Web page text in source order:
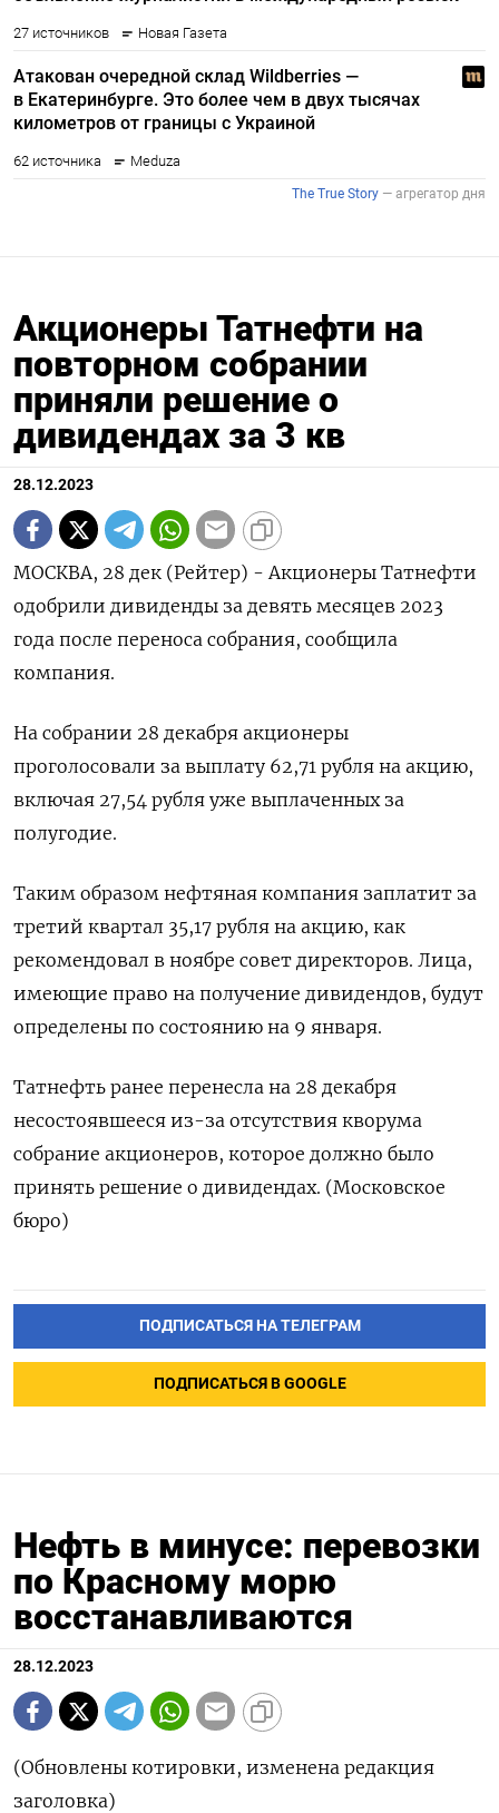
Акционеры Татнефти на
повторном собрании
приняли решение о
дивидендах за 3 кв
28.12.2023
МОСКВА, 28 дек (Рейтер) - Акционеры Татнефти
одобрили дивиденды за девять месяцев 2023
года после переноса собрания, сообщила
компания.
На собрании 28 декабря акционеры
проголосовали за выплату 62,71 рубля на акцию,
включая 27,54 рубля уже выплаченных за
полугодие.
Таким образом нефтяная компания заплатит за
третий квартал 35,17 рубля на акцию, как
рекомендовал в ноябре совет директоров. Лица,
имеющие право на получение дивидендов, будут
определены по состоянию на 9 января.
Татнефть ранее перенесла на 28 декабря
несостоявшееся из-за отсутствия кворума
собрание акционеров, которое должно было
принять решение о дивидендах. (Московское
бюро)
ПОДПИСАТЬСЯ НА ТЕЛЕГРАМ
ПОДПИСАТЬСЯ В GOOGLE
Нефть в минусе: перевозки
по Красному морю
восстанавливаются
28.12.2023
(Обновлены котировки, изменена редакция
заголовка)